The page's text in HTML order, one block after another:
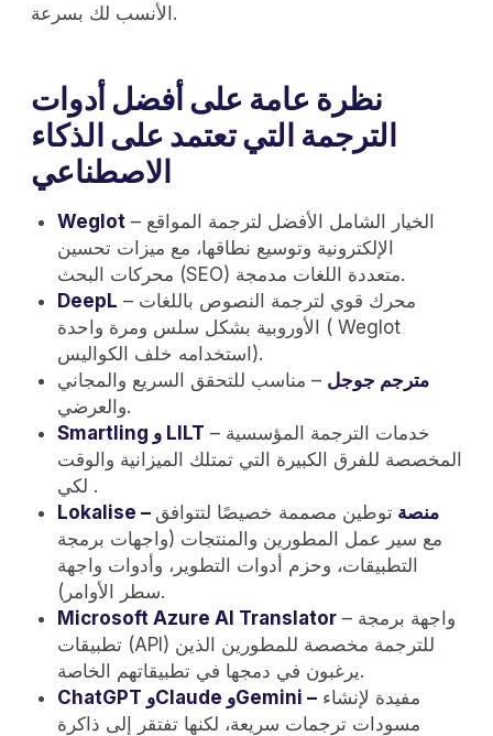
الأنسب لك بسرعة.
نظرة عامة على أفضل أدوات
الترجمة التي تعتمد على الذكاء
الاصطناعي
Weglot – الخيار الشامل الأفضل لترجمة المواقع
الإلكترونية وتوسيع نطاقها، مع ميزات تحسين
محركات البحث (SEO) متعددة اللغات مدمجة.
‍DeepL – محرك قوي لترجمة النصوص باللغات
الأوروبية بشكل سلس ومرة واحدة ( Weglot
استخدامه خلف الكواليس).
مترجم جوجل – مناسب للتحقق السريع والمجاني
والعرضي.
Smartling و LILT – خدمات الترجمة المؤسسية
المخصصة للفرق الكبيرة التي تمتلك الميزانية والوقت
لكي .
Lokalise – منصة توطين مصممة خصيصًا لتتوافق
مع سير عمل المطورين والمنتجات (واجهات برمجة
التطبيقات، وحزم أدوات التطوير، وأدوات واجهة
سطر الأوامر).
Microsoft Azure AI Translator – واجهة برمجة
تطبيقات (API) للترجمة مخصصة للمطورين الذين
يرغبون في دمجها في تطبيقاتهم الخاصة.
ChatGPT وClaude وGemini –
مسودات ترجمات سريعة، لكنها تفتقر إلى ذاكرة